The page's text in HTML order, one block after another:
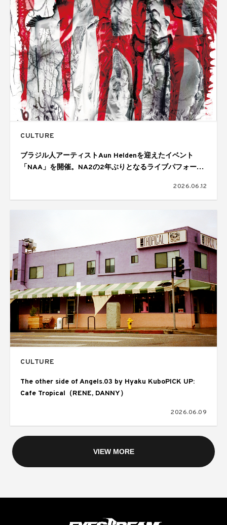
CULTURE
ブラジル人アーティストAun Heldenを迎えたイベント
「NAA」を開催。NA2の2年ぶりとなるライブパフォーマ
2026.06.12
CULTURE
The other side of Angels.03 by Hyaku KuboPICK UP:
Cafe Tropical（RENE, DANNY）
2026.06.09
VIEW MORE